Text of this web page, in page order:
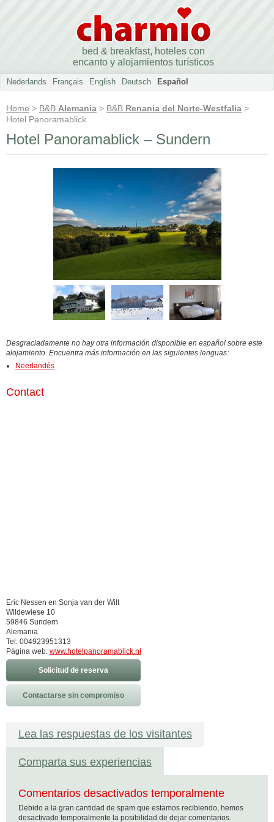
bed & breakfast, hoteles con
encanto y alojamientos turísticos
Nederlands Français English Deutsch Español
Home > B&B Alemania > B&B Renania del Norte-Westfalia >
Hotel Panoramablick
Hotel Panoramablick – Sundern
Desgraciadamente no hay otra información disponible en español sobre este
alojamiento. Encuentra más información en las siguientes lenguas:
Neerlandés
Contact
Eric Nessen en Sonja van der Wilt
Wildewiese 10
59846 Sundern
Alemania
Tel: 004923951313
Página web: www.hotelpanoramablick.nl
Solicitud de reserva
Contactarse sin compromiso
Lea las respuestas de los visitantes
Comparta sus experiencias
Comentarios desactivados temporalmente
Debido a la gran cantidad de spam que estamos recibiendo, hemos
desactivado temporalmente la posibilidad de dejar comentarios.